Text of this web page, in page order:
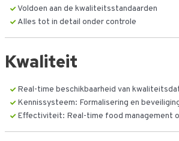
Voldoen aan de kwaliteitsstandaarden
Alles tot in detail onder controle
Kwaliteit
Real-time beschikbaarheid van
Kennissysteem: Formalisering en
Effectiviteit: Real-time food management